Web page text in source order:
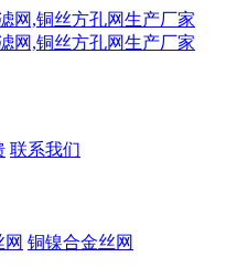
联系我们
铜镍合金丝网